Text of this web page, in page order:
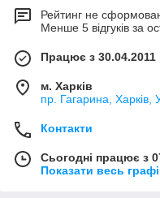
хвилину, номінальна
оборотів в хвилину, а
СМД дорівнює 6. Місця
моторі V-образні, при
градусів. Діаметр
дорівнює 115 мм
примусовою
система пуску
двигуна П-350, що
Рейтинг не
Менше 5 відгуків за
Працює з 30.04.2011
м. Харків
пр. Гагарина, Харків,
Контакти
Сьогодні працює з
Показати весь